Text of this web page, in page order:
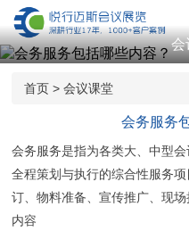
首页
解决方案
会议酒店
年会策划
相关服务
会
首页 > 会议课堂
会务服务
会务服务是指为各类大、中型
全程策划与执行的综合性服务
订、物料准备、宣传推广、现
内容